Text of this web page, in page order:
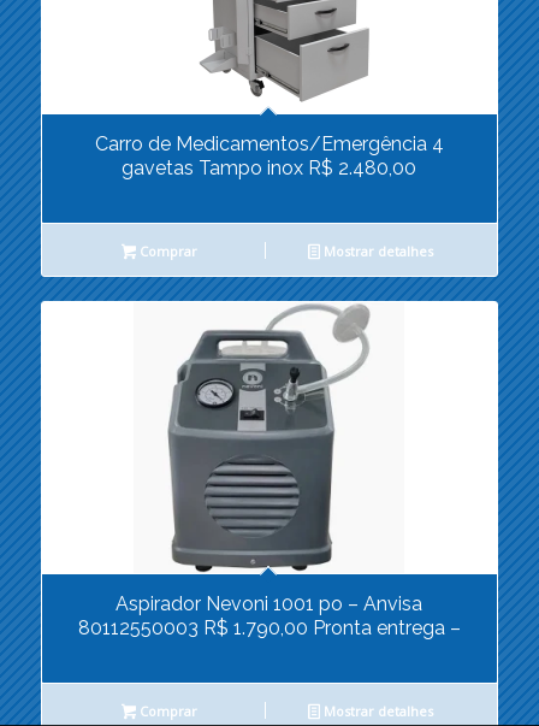
Carro de Medicamentos/Emergência 4
gavetas Tampo inox R$ 2.480,00
Comprar Mostrar detalhes
Aspirador Nevoni 1001 po – Anvisa
80112550003 R$ 1.790,00 Pronta entrega –
Comprar Mostrar detalhes